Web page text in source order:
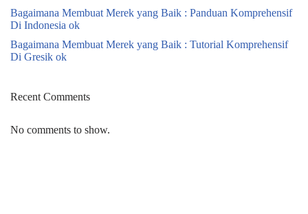
Bagaimana Membuat Merek yang Baik : Panduan Komprehensif
Di Indonesia ok
Bagaimana Membuat Merek yang Baik : Tutorial Komprehensif
Di Gresik ok
Recent Comments
No comments to show.